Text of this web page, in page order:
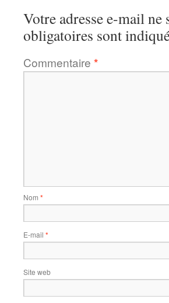
Votre adresse e-mail ne
obligatoires sont
Commentaire *
Nom *
E-mail *
Site web